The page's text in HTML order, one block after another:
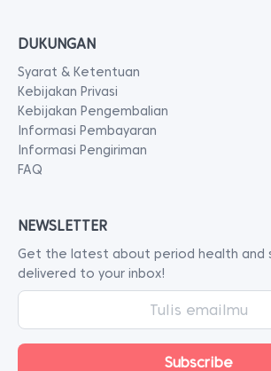
DUKUNGAN
Syarat & Ketentuan
Kebijakan Privasi
Kebijakan Pengembalian
Informasi Pembayaran
Informasi Pengiriman
FAQ
NEWSLETTER
Get the latest about period health and
delivered to your inbox!